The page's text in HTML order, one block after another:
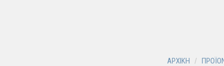
ΑΡΧΙΚΗ